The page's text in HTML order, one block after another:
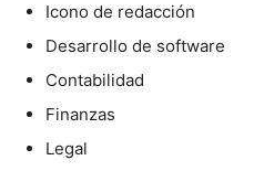
Icono de redacción
Desarrollo de software
Contabilidad
Finanzas
Legal